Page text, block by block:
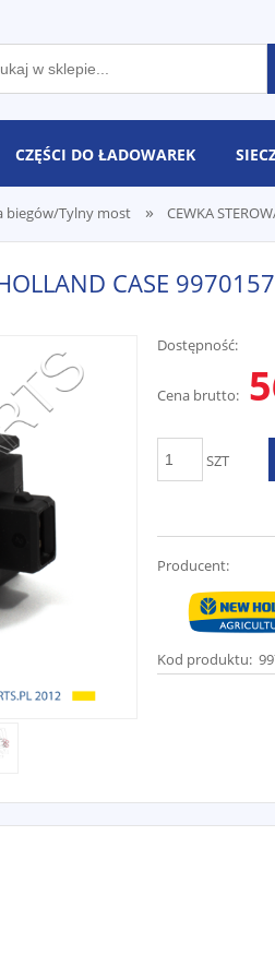
CZĘŚCI DO ŁADOWAREK
biegów/Tylny most » CEWKA
CASE 9970157
Dostępność:
Cena brutto:
SZT
Producent:
Kod produktu: